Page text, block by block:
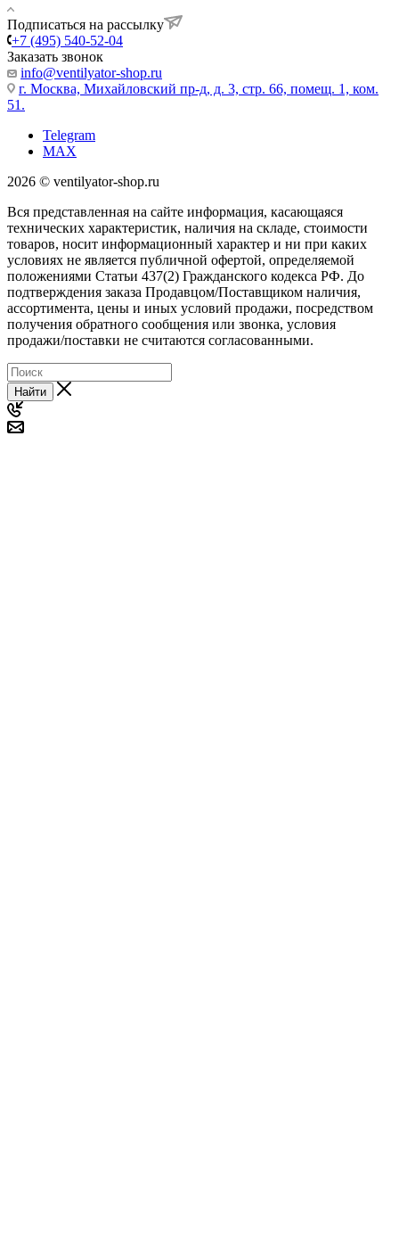
Подписаться на рассылку
+7 (495) 540-52-04
Заказать звонок
info@ventilyator-shop.ru
г. Москва, Михайловский пр-д, д. 3, cтр. 66, помещ. 1, ком.
51.
Telegram
MAX
2026 © ventilyator-shop.ru
Вся представленная на сайте информация, касающаяся
технических характеристик, наличия на складе, стоимости
товаров, носит информационный характер и ни при каких
условиях не является публичной офертой, определяемой
положениями Статьи 437(2) Гражданского кодекса РФ. До
подтверждения заказа Продавцом/Поставщиком наличия,
ассортимента, цены и иных условий продажи, посредством
получения обратного сообщения или звонка, условия
продажи/поставки не считаются согласованными.
Найти